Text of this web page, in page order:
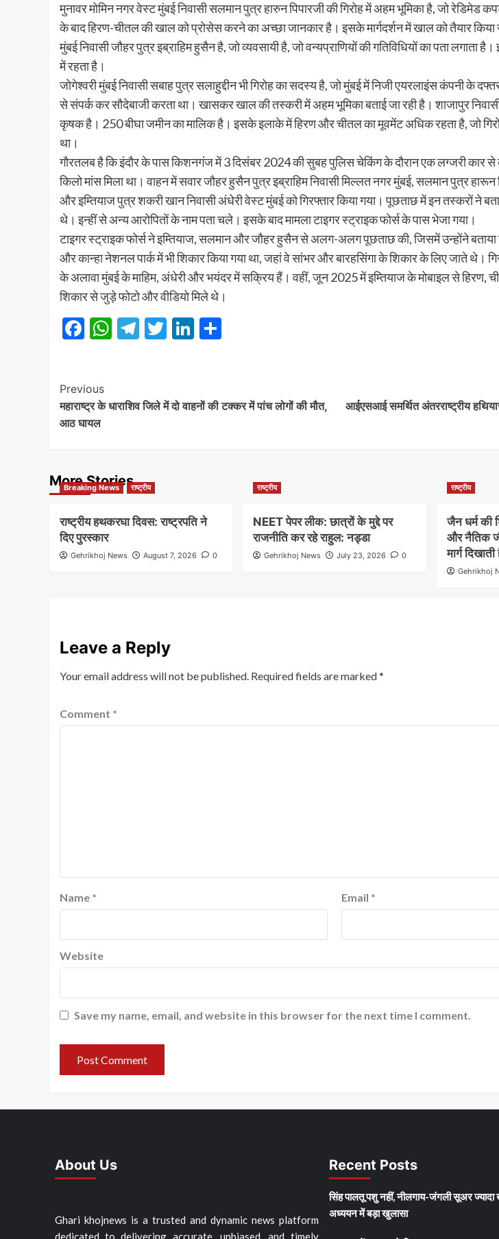
मुनावर मोमिन नगर वेस्ट मुंबई निवासी सलमान पुत्र हारुन पिपारजी की गिरोह में अहम भूमिका है, जो रेडिमेड
के बाद हिरण-चीतल की खाल को प्रोसेस करने का अच्छा जानकार है। इसके मार्गदर्शन में खाल को तैयार किया
मुंबई निवासी जौहर पुत्र इब्राहिम हुसैन है, जो व्यवसायी है, जो वन्यप्राणियों की गतिविधियों का पता लगाता
में रहता है।
जोगेश्वरी मुंबई निवासी सबाह पुत्र सलाहुद्दीन भी गिरोह का सदस्य है, जो मुंबई में निजी एयरलाइंस कंपनी के
से संपर्क कर सौदेबाजी करता था। खासकर खाल की तस्करी में अहम भूमिका बताई जा रही है। शाजापुर
कृषक है। 250 बीघा जमीन का मालिक है। इसके इलाके में हिरण और चीतल का मूवमेंट अधिक रहता है, जो
था।
गाैरतलब है कि इंदौर के पास किशनगंज में 3 दिसंबर 2024 की सुबह पुलिस चेकिंग के दौरान एक लग्जरी कार से
किलो मांस मिला था। वाहन में सवार जौहर हुसैन पुत्र इब्राहिम निवासी मिल्लत नगर मुंबई, सलमान पुत्र हारून
और इम्तियाज पुत्र शकरी खान निवासी अंधेरी वेस्ट मुंबई को गिरफ्तार किया गया। पूछताछ में इन तस्करों ने
थे। इन्हीं से अन्य आरोपितों के नाम पता चले। इसके बाद मामला टाइगर स्ट्राइक फोर्स के पास भेजा गया।
टाइगर स्ट्राइक फोर्स ने इम्तियाज, सलमान और जौहर हुसैन से अलग-अलग पूछताछ की, जिसमें उन्होंने बताया
और कान्हा नेशनल पार्क में भी शिकार किया गया था, जहां वे सांभर और बारहसिंगा के शिकार के लिए जाते थे।
के अलावा मुंबई के माहिम, अंधेरी और भयंदर में सक्रिय हैं। वहीं, जून 2025 में इम्तियाज के मोबाइल से हिरण,
शिकार से जुड़े फोटो और वीडियो मिले थे।
Facebook
WhatsApp
Telegram
TwitterLinkedIn
Post
Navigation
Previous
महाराष्ट्र के धाराशिव जिले में दो वाहनों की टक्कर में पांच लोगों की मौत,
आठ घायल
आईएसआई समर्थित अंतरराष्ट्रीय
More Stories
Breaking News राष्ट्रीय
राष्ट्रीय हथकरघा दिवस: राष्ट्रपति ने
दिए पुरस्कार
Gehrikhoj News August 7, 2026 0
राष्ट्रीय
NEET पेपर लीक: छात्रों के मुद्दे पर
राजनीति कर रहे राहुल: नड्डा
Gehrikhoj News July 23, 2026 0
राष्ट्रीय
जैन धर्म की
और नैतिक
मार्ग
Gehrikhoj
Leave a Reply
Your email address will not be published. Required fields are marked*
Comment *
Name * Email *
Website
Save my name, email, and website in this browser for the next time I comment.
About Us
Ghari khojnews is a trusted and dynamic news platform
dedicated to delivering accurate, unbiased, and timely
Recent Posts
सिंह पालतू पशु नहीं, नीलगाय-जंगली सूअर ज्यादा
अध्ययन में बड़ा खुलासा